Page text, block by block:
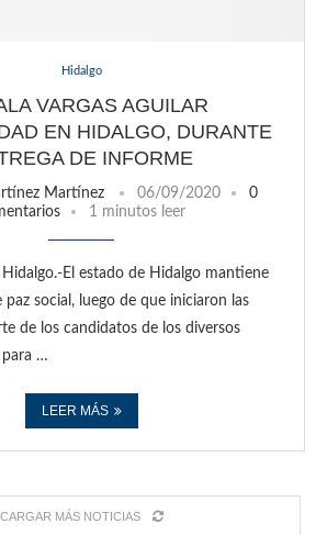
Hidalgo
VARGAS AGUILAR
EN HIDALGO, DURANTE
DE INFORME
Martínez 06/09/2020
0
1 minutos leer
El estado de Hidalgo mantiene
paz social, luego de que iniciaron las
de los candidatos de los diversos
…
LEER MÁS
CARGAR MÁS NOTICIAS